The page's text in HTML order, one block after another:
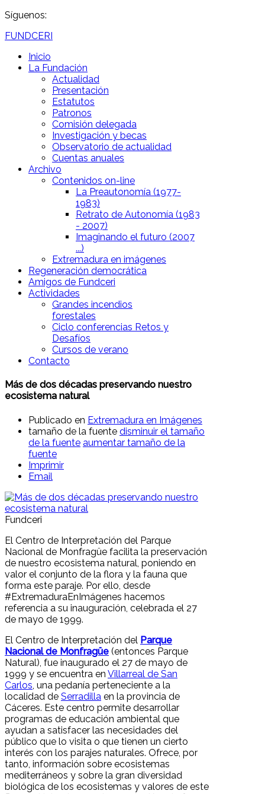
Síguenos:
FUNDCERI
Inicio
La Fundación
Actualidad
Presentación
Estatutos
Patronos
Comisión delegada
Investigación y becas
Observatorio de actualidad
Cuentas anuales
Archivo
Contenidos on-line
La Preautonomía (1977-
1983)
Retrato de Autonomía (1983
- 2007)
Imaginando el futuro (2007
...)
Extremadura en imágenes
Regeneración democrática
Amigos de Fundceri
Actividades
Grandes incendios
forestales
Ciclo conferencias Retos y
Desafíos
Cursos de verano
Contacto
Más de dos décadas preservando nuestro
ecosistema natural
Publicado en Extremadura en Imágenes
tamaño de la fuente disminuir el tamaño
de la fuente aumentar tamaño de la
fuente
Imprimir
Email
Fundceri
El Centro de Interpretación del Parque
Nacional de Monfragüe facilita la preservación
de nuestro ecosistema natural, poniendo en
valor el conjunto de la flora y la fauna que
forma este paraje. Por ello, desde
#ExtremaduraEnImágenes hacemos
referencia a su inauguración, celebrada el 27
de mayo de 1999.
El Centro de Interpretación del Parque
Nacional de Monfragüe (entonces Parque
Natural), fue inaugurado el 27 de mayo de
1999 y se encuentra en Villarreal de San
Carlos , una pedanía perteneciente a la
localidad de Serradilla en la provincia de
Cáceres. Este centro permite desarrollar
programas de educación ambiental que
ayudan a satisfacer las necesidades del
público que lo visita o que tienen un cierto
interés con los parajes naturales. Ofrece, por
tanto, información sobre ecosistemas
mediterráneos y sobre la gran diversidad
biológica de los ecosistemas y valores de este